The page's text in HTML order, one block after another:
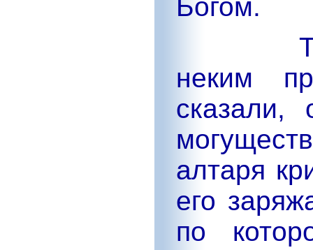
Богом.
неким
алтаря
его
по